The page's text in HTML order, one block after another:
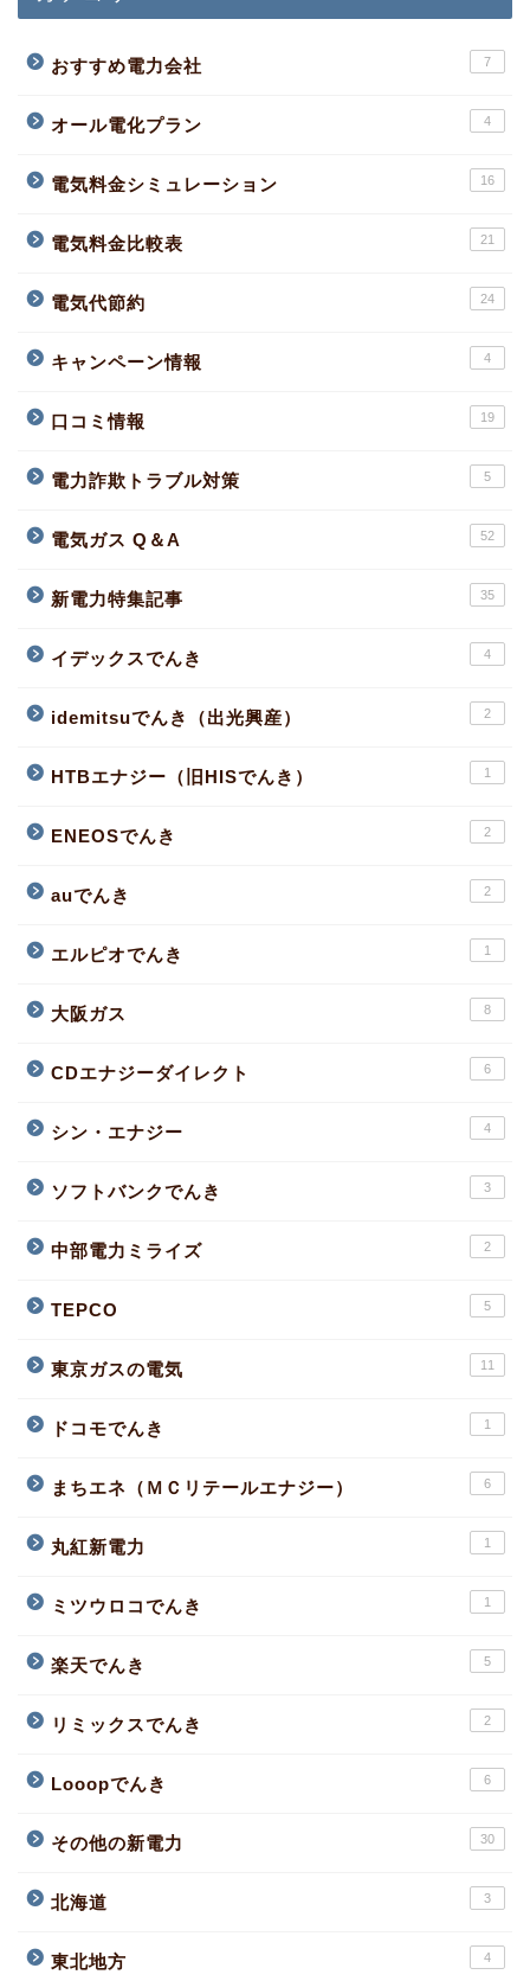
おすすめ電力会社 7
オール電化プラン 4
電気料金シミュレーション 16
電気料金比較表 21
電気代節約 24
キャンペーン情報 4
口コミ情報 19
電力詐欺トラブル対策 5
電気ガス Q＆A 52
新電力特集記事 35
イデックスでんき 4
idemitsuでんき（出光興産） 2
HTBエナジー（旧HISでんき） 1
ENEOSでんき 2
auでんき 2
エルピオでんき 1
大阪ガス 8
CDエナジーダイレクト 6
シン・エナジー 4
ソフトバンクでんき 3
中部電力ミライズ 2
TEPCO 5
東京ガスの電気 11
ドコモでんき 1
まちエネ（ＭＣリテールエナジー） 6
丸紅新電力 1
ミツウロコでんき 1
楽天でんき 5
リミックスでんき 2
Looopでんき 6
その他の新電力 30
北海道 3
東北地方 4